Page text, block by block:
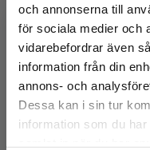
och annonserna till
för sociala medier och
vidarebefordrar även
information från din
annons- och
Dessa kan i sin tur
information som du
Det verkar som att
Verksamhet,
Knutagård,
209 krinkl.
Exkl. moms: